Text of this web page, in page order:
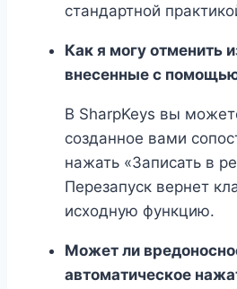
стандартной
Как я могу отменить
внесенные с
В SharpKeys вы
созданное вами
нажать «Записать в
Перезапуск вернет
исходную функцию.
Может ли
автоматическое